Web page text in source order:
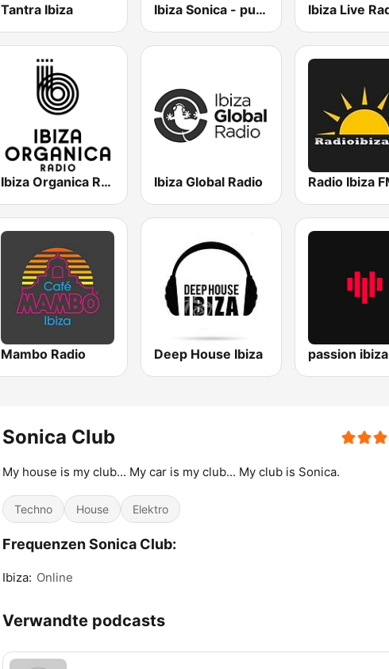
Tantra Ibiza Ibiza Sonica - puraSonica.com Ibiza Live
Ibiza Organica Radio Ibiza Global Radio Radio Ibiza
Mambo Radio Deep House Ibiza
Sonica Club
My house is my club... My car is my club... My club is Sonica.
Techno House Elektro
Frequenzen Sonica Club:
Ibiza: Online
Verwandte podcasts